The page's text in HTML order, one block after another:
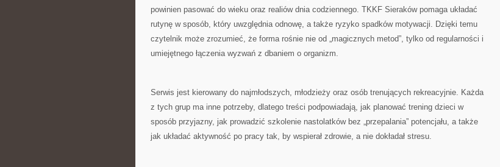
powinien pasować do wieku oraz realiów dnia codziennego. TKKF Sieraków pomaga układać
rutynę w sposób, który uwzględnia odnowę, a także ryzyko spadków motywacji. Dzięki temu
czytelnik może zrozumieć, że forma rośnie nie od „magicznych metod”, tylko od regularności i
umiejętnego łączenia wyzwań z dbaniem o organizm.
Serwis jest kierowany do najmłodszych, młodzieży oraz osób trenujących rekreacyjnie. Każda
z tych grup ma inne potrzeby, dlatego treści podpowiadają, jak planować trening dzieci w
sposób przyjazny, jak prowadzić szkolenie nastolatków bez „przepalania” potencjału, a także
jak układać aktywność po pracy tak, by wspierał zdrowie, a nie dokładał stresu.